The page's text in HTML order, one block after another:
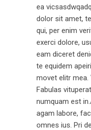
ea
dolor sit amet,
qui, per enim
exerci dolore,
eam diceret
te equidem
movet elitr mea.
Fabulas
numquam est
agam labore,
omnes ius. Pri